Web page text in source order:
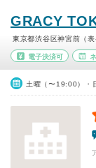
GRACY
東京都渋谷区神宮前（表
電子決済可
土曜（〜19:00）・